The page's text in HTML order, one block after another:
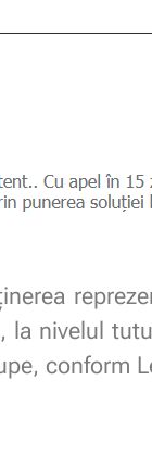
nivelul
conform